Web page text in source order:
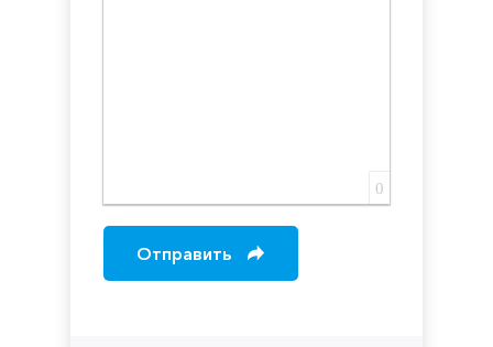
0
Отправить